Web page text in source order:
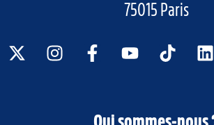
75015 Paris